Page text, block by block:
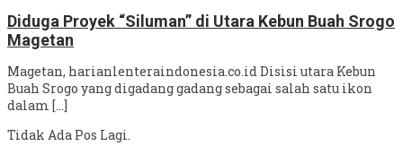
Diduga Proyek “Siluman” di Utara Kebun Buah Srogo
Magetan
Magetan, harianlenteraindonesia.co.id Disisi utara Kebun
Buah Srogo yang digadang gadang sebagai salah satu ikon
dalam […]
Tidak Ada Pos Lagi.